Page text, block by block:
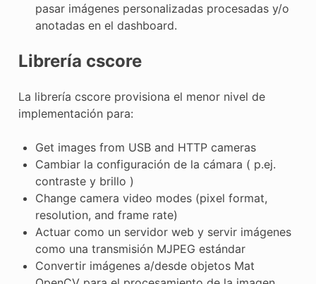
pasar imágenes personalizadas procesadas y/o
anotadas en el dashboard.
Librería cscore
La librería cscore provisiona el menor nivel de
implementación para:
Get images from USB and HTTP cameras
Cambiar la configuración de la cámara ( p.ej.
contraste y brillo )
Change camera video modes (pixel format,
resolution, and frame rate)
Actuar como un servidor web y servir imágenes
como una transmisión MJPEG estándar
Convertir imágenes a/desde objetos Mat